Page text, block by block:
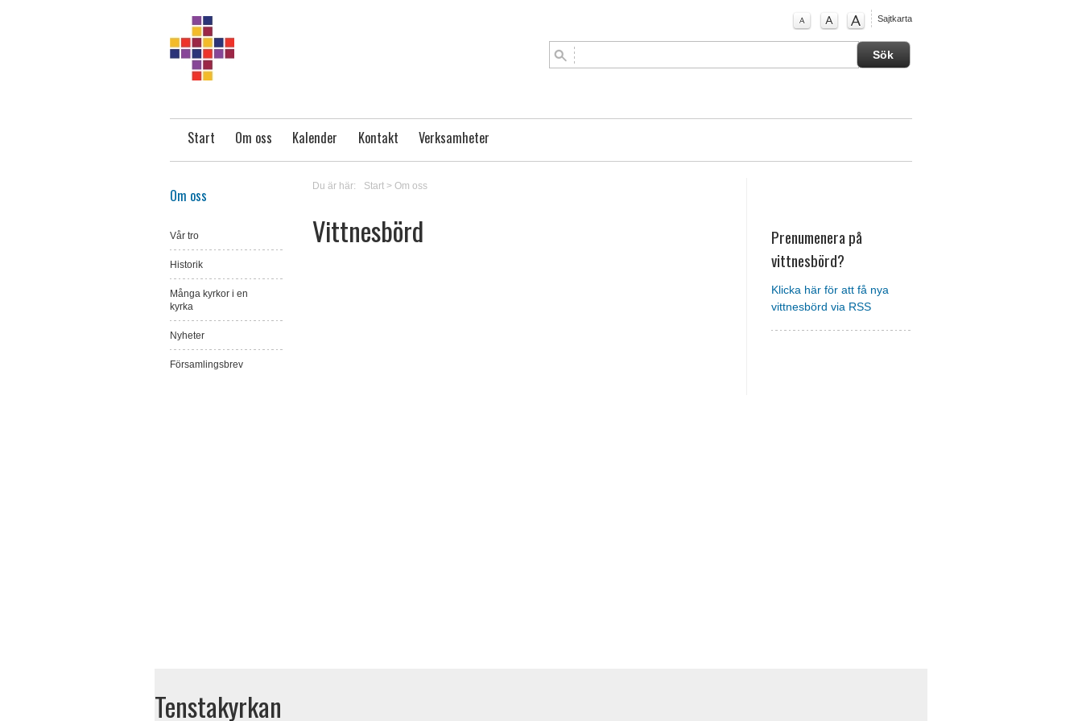
Sajtkarta
Start Om oss Kalender Kontakt Verksamheter
Om oss
Vår tro
Historik
Många kyrkor i en
kyrka
Nyheter
Församlingsbrev
Du är här: Start> Om oss
Vittnesbörd
Prenumenera på
vittnesbörd?
Klicka här för att få nya
vittnesbörd via RSS
Tenstakyrkan